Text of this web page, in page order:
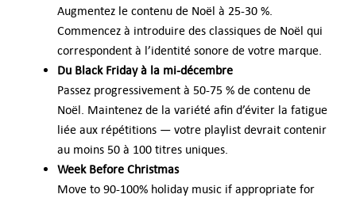
Augmentez le contenu de Noël à 25-30 %.
Commencez à introduire des classiques de Noël qui
correspondent à l’identité sonore de votre marque.
Du Black Friday à la mi-décembre
Passez progressivement à 50-75 % de contenu de
Noël. Maintenez de la variété afin d’éviter la fatigue
liée aux répétitions — votre playlist devrait contenir
au moins 50 à 100 titres uniques.
Week Before Christmas
Move to 90-100% holiday music if appropriate for